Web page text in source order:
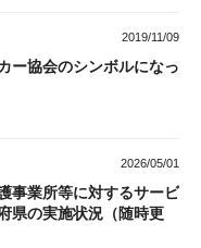
2019/11/09
ー協会のシンボルになっ
2026/05/01
事業所等に対するサービ
県の実施状況（随時更